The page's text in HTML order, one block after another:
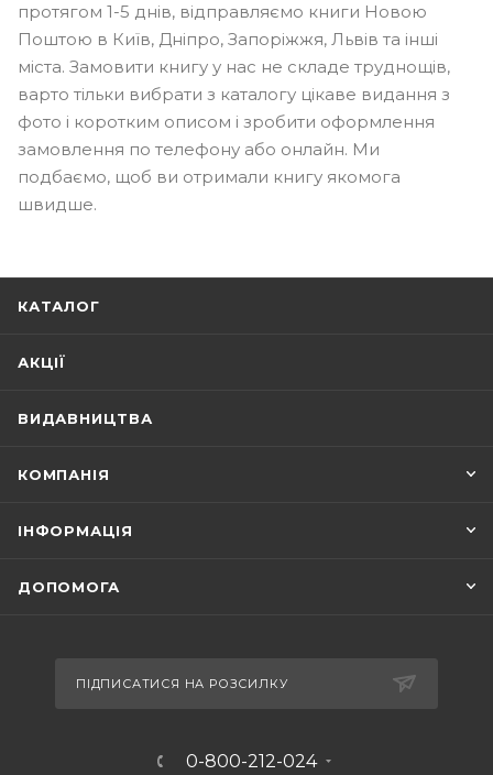
протягом 1-5 днів, відправляємо книги Новою
Поштою в Київ, Дніпро, Запоріжжя, Львів та інші
міста. Замовити книгу у нас не складе труднощів,
варто тільки вибрати з каталогу цікаве видання з
фото і коротким описом і зробити оформлення
замовлення по телефону або онлайн. Ми
подбаємо, щоб ви отримали книгу якомога
швидше.
КАТАЛОГ
АКЦІЇ
ВИДАВНИЦТВА
КОМПАНІЯ
ІНФОРМАЦІЯ
ДОПОМОГА
ПІДПИСАТИСЯ НА РОЗСИЛКУ
0-800-212-024